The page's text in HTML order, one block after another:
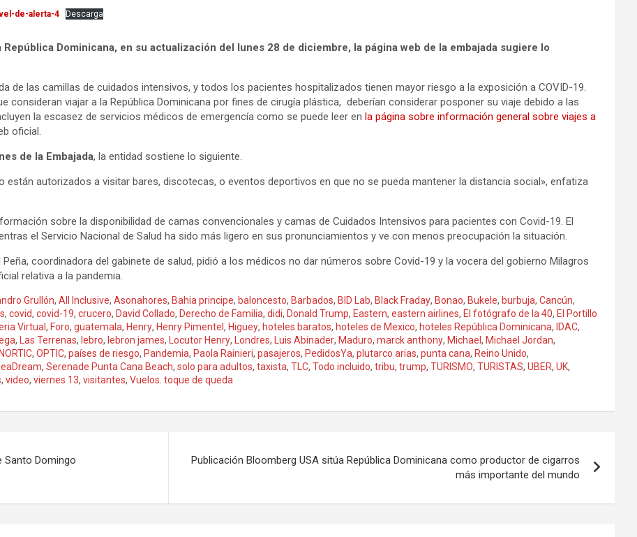
de-alerta-4 Descarga
Dominicana, en su actualización del lunes 28 de diciembre, la página web de la embajada sugiere lo
de las camillas de cuidados intensivos, y todos los pacientes hospitalizados tienen mayor riesgo a la exposición a COVID-19.
consideran viajar a la República Dominicana por fines de cirugía plástica, deberían considerar posponer su viaje debido a las
la escasez de servicios médicos de emergencía como se puede leer en la página sobre información general sobre viajes a
oficial.
de la Embajada, la entidad sostiene lo siguiente.
están autorizados a visitar bares, discotecas, o eventos deportivos en que no se pueda mantener la distancia social», enfatiza
sobre la disponibilidad de camas convencionales y camas de Cuidados Intensivos para pacientes con Covid-19. El
el Servicio Nacional de Salud ha sido más ligero en sus pronunciamientos y ve con menos preocupación la situación.
Peña, coordinadora del gabinete de salud, pidió a los médicos no dar números sobre Covid-19 y la vocera del gobierno Milagros
relativa a la pandemia.
Grullón, All Inclusive, Asonahores, Bahia principe, baloncesto, Barbados, BID Lab, Black Fraday, Bonao, Bukele, burbuja, Cancún,
, covid, covid-19, crucero, David Collado, Derecho de Familia, didi, Donald Trump, Eastern, eastern airlines, El fotógrafo de la 40, El Portillo
Virtual , Foro, guatemala, Henry, Henry Pimentel , Higüey, hoteles baratos, hoteles de Mexico, hoteles República Dominicana, IDAC,
, Las Terrenas, lebro, lebron james, Locutor Henry, Londres, Luis Abinader, Maduro, marck anthony, Michael , Michael Jordan,
NORTIC, OPTIC, países de riesgo, Pandemia, Paola Rainieri, pasajeros, PedidosYa, plutarco arias, punta cana, Reino Unido,
, Serenade Punta Cana Beach, solo para adultos, taxista, TLC, Todo incluido, tribu, trump, TURISMO, TURISTAS, UBER, UK,
, video, viernes 13, visitantes, Vuelos. toque de queda
Santo Domingo
Publicación Bloomberg USA sitúa República Dominicana como productor de cigarros
más importante del mundo